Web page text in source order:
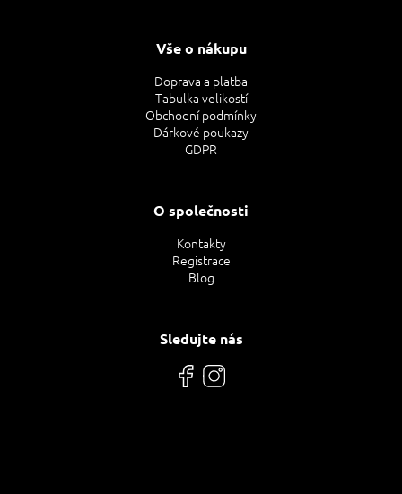
Vše o nákupu
Doprava a platba
Tabulka velikostí
Obchodní podmínky
Dárkové poukazy
GDPR
O společnosti
Kontakty
Registrace
Blog
Sledujte nás